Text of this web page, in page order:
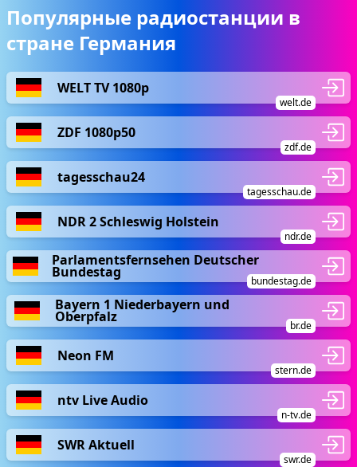
Популярные радиостанции в
стране Германия
WELT TV 1080p
welt.de
ZDF 1080p50
zdf.de
tagesschau24
tagesschau.de
NDR 2 Schleswig Holstein
ndr.de
Parlamentsfernsehen Deutscher
Bundestag
bundestag.de
Bayern 1 Niederbayern und
Oberpfalz
br.de
Neon FM
stern.de
ntv Live Audio
n-tv.de
SWR Aktuell
swr.de